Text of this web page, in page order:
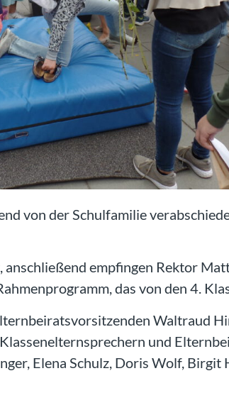
von der Schulfamilie
empfingen Rektor
das von den 4.
Waltraud
und
Elena Schulz, Doris Wolf, Birgit